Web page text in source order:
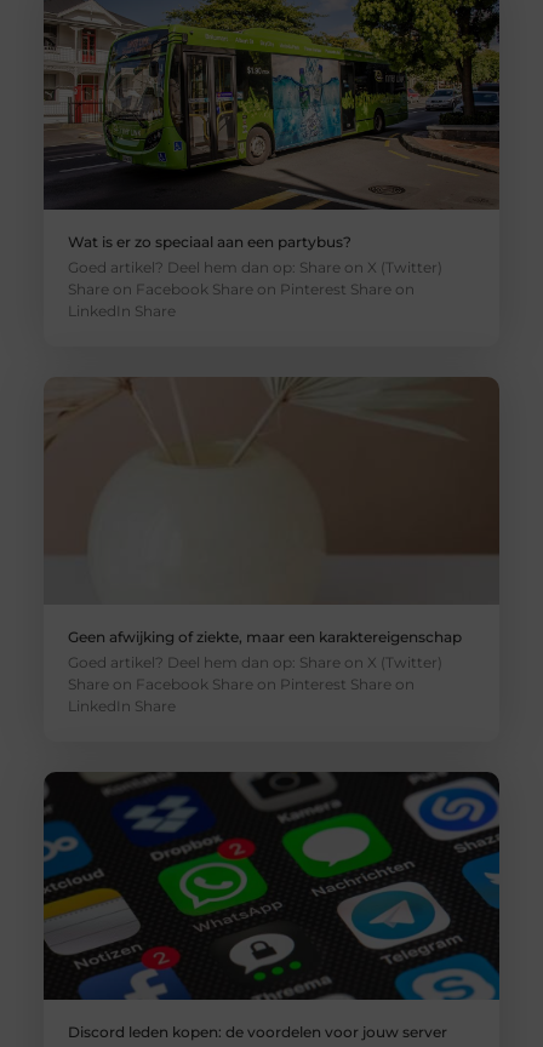
Wat is er zo speciaal aan een partybus?
Goed artikel? Deel hem dan op: Share on X (Twitter)
Share on Facebook Share on Pinterest Share on
LinkedIn Share
Geen afwijking of ziekte, maar een karaktereigenschap
Goed artikel? Deel hem dan op: Share on X (Twitter)
Share on Facebook Share on Pinterest Share on
LinkedIn Share
Discord leden kopen: de voordelen voor jouw server